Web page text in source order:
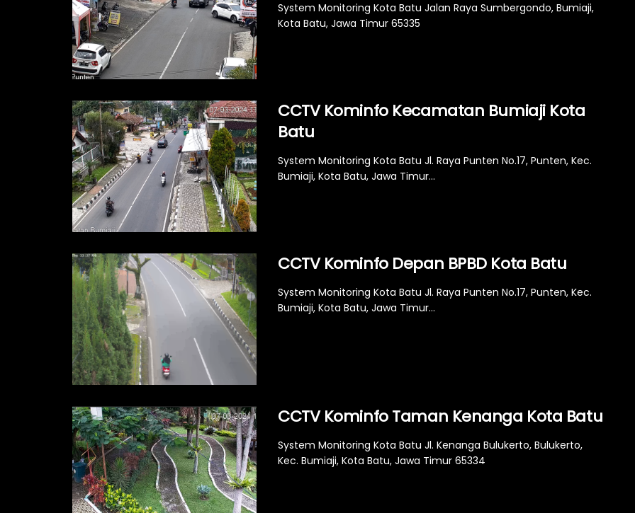
System Monitoring Kota Batu Jalan Raya Sumbergondo, Bumiaji,
Kota Batu, Jawa Timur 65335
CCTV Kominfo Kecamatan Bumiaji Kota
Batu
System Monitoring Kota Batu Jl. Raya Punten No.17, Punten, Kec.
Bumiaji, Kota Batu, Jawa Timur...
CCTV Kominfo Depan BPBD Kota Batu
System Monitoring Kota Batu Jl. Raya Punten No.17, Punten, Kec.
Bumiaji, Kota Batu, Jawa Timur...
CCTV Kominfo Taman Kenanga Kota Batu
System Monitoring Kota Batu Jl. Kenanga Bulukerto, Bulukerto,
Kec. Bumiaji, Kota Batu, Jawa Timur 65334